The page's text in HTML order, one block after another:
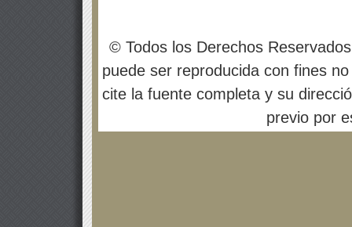
© Todos los Derechos
puede ser reproducida con fines
cite la fuente completa y su
previo por